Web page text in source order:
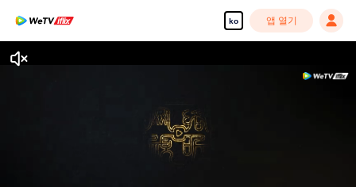
ko 앱 열기
고화질 콘텐츠를 끊김 없이 즐기세요